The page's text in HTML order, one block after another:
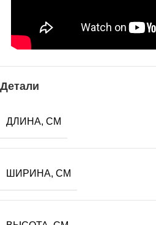
Детали
ДЛИНА, СМ
ШИРИНА, СМ